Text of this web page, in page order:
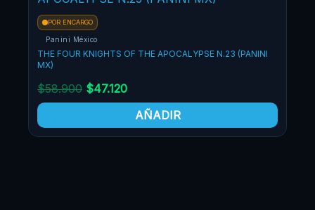
POR ENCARGO
Panini México
THE FOUR KNIGHTS OF THE APOCALYPSE N.23 (PANINI
MX)
$58.900 $47.120
AÑADIR